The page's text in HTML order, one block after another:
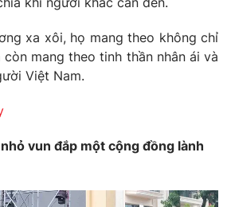
xa xôi, họ mang theo không chỉ
mang theo tinh thần nhân ái và
Việt Nam.
vun đắp một cộng đồng lành